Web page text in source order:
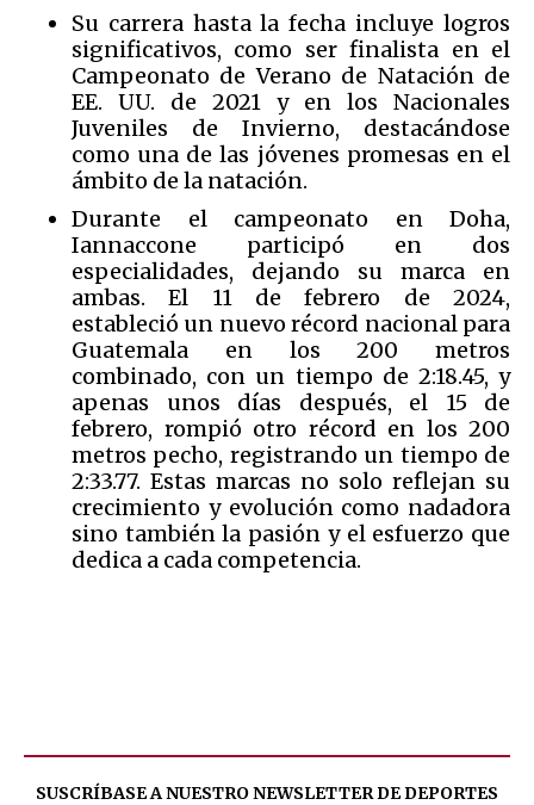
Su carrera hasta la fecha incluye logros
significativos, como ser finalista en el
Campeonato de Verano de Natación de
EE. UU. de 2021 y en los Nacionales
Juveniles de Invierno, destacándose
como una de las jóvenes promesas en el
ámbito de la natación.
Durante el campeonato en Doha,
Iannaccone participó en dos
especialidades, dejando su marca en
ambas. El 11 de febrero de 2024,
estableció un nuevo récord nacional para
Guatemala en los 200 metros
combinado, con un tiempo de 2:18.45, y
apenas unos días después, el 15 de
febrero, rompió otro récord en los 200
metros pecho, registrando un tiempo de
2:33.77. Estas marcas no solo reflejan su
crecimiento y evolución como nadadora
sino también la pasión y el esfuerzo que
dedica a cada competencia.
SUSCRÍBASE A NUESTRO NEWSLETTER DEDEPORTES